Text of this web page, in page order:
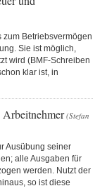
Betriebsvermögen
Sie ist möglich,
wird (BMF-Schreiben
klar ist, in
(Stefan
Ausübung seiner
alle Ausgaben für
werden. Nutzt der
so ist diese